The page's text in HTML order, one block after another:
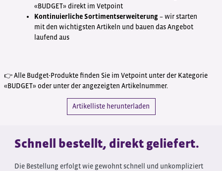
«BUDGET» direkt im Vetpoint
Kontinuierliche Sortimentserweiterung – wir starten
mit den wichtigsten Artikeln und bauen das Angebot
laufend aus
👉 Alle Budget-Produkte finden Sie im Vetpoint unter der Kategorie
«BUDGET» oder unter der angezeigten Artikelnummer.
Artikelliste herunterladen
Schnell bestellt, direkt geliefert.
Die Bestellung erfolgt wie gewohnt schnell und unkompliziert